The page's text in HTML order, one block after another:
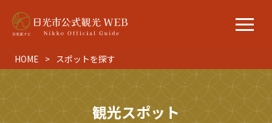
HOME スポットを探す
観光スポット